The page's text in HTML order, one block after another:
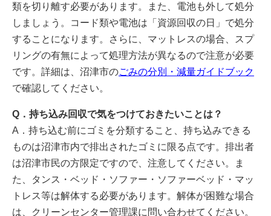
類を切り離す必要があります。また、電池も外して処分
しましょう。コード類や電池は「資源回収の日」で処分
することになります。さらに、マットレスの場合、スプ
リングの有無によって処理方法が異なるので注意が必要
です。詳細は、沼津市のごみの分別・減量ガイドブック
で確認してください。
Q．持ち込み回収で気をつけておきたいことは？
A．持ち込む前にゴミを分類すること、持ち込みできる
ものは沼津市内で排出されたゴミに限る点です。排出者
は沼津市民の方限定ですので、注意してください。ま
た、タンス・ベッド・ソファー・ソファーベッド・マッ
トレス等は解体する必要があります。解体が困難な場合
は、クリーンセンター管理課に問い合わせてください。